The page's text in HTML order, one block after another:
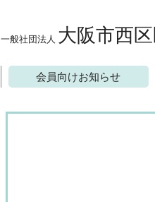
一般社団法人 大阪市西
会員向けお知らせ